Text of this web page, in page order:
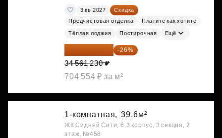
3 кв 2027
Скидка
Предчистовая отделка
Платите как хотите
Тёплая лоджия Постирочная Ещё
25 575 310 ₽ -26%
34 561 230 ₽
704 554 ₽ за м²
1-комнатная, 39.6м²
ЖК Сидней Сити, 6.3 корпус, 3 секция, 2
этаж, №458